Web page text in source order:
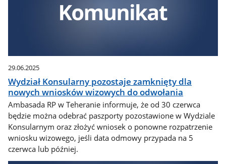
29.06.2025
Wydział Konsularny pozostaje zamknięty dla
nowych wniosków wizowych do odwołania
Ambasada RP w Teheranie informuje, że od 30 czerwca
będzie można odebrać paszporty pozostawione w Wydziale
Konsularnym oraz złożyć wniosek o ponowne rozpatrzenie
wniosku wizowego, jeśli data odmowy przypada na 5
czerwca lub później.